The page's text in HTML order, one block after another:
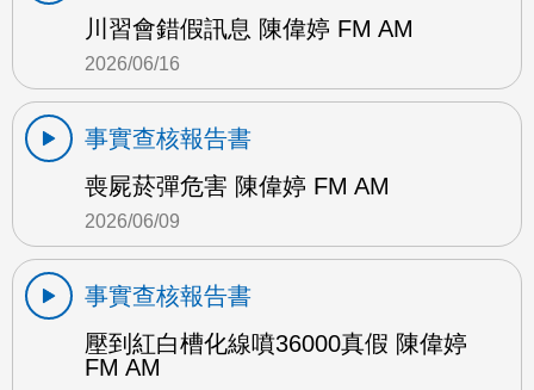
川習會錯假訊息 陳偉婷 FM AM
2026/06/16
事實查核報告書
喪屍菸彈危害 陳偉婷 FM AM
2026/06/09
事實查核報告書
壓到紅白槽化線噴36000真假 陳偉婷
FM AM